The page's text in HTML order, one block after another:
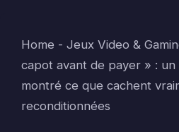
Home - Jeux Video &
capot avant de payer » : un
montré ce que cachent
reconditionnées